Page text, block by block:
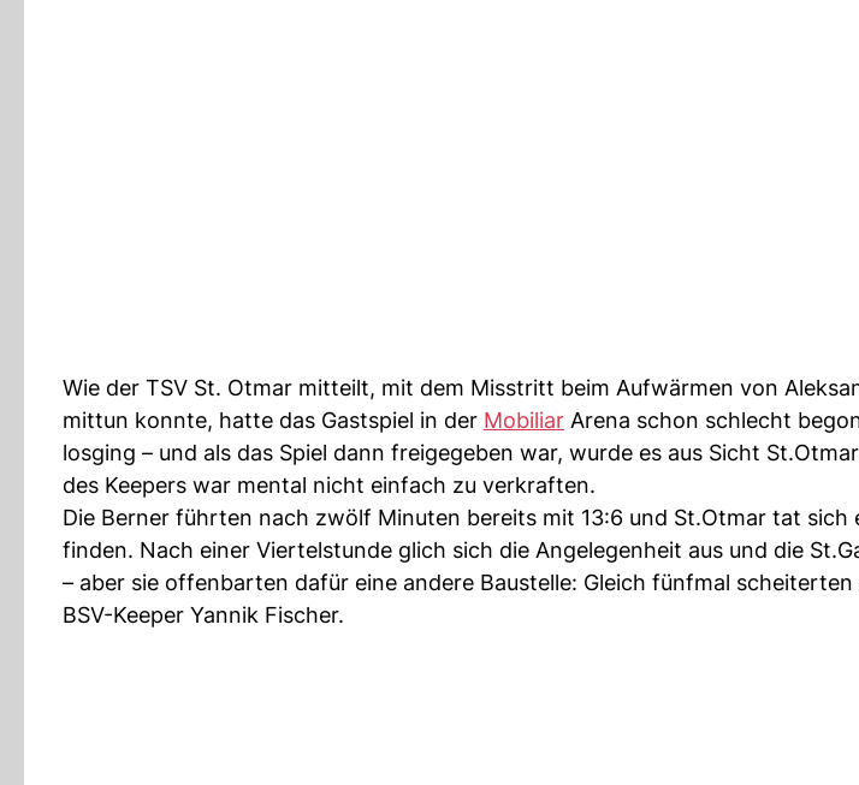
Wie der TSV St. Otmar mitteilt, mit dem Misstritt beim Aufwärmen von
mittun konnte, hatte das Gastspiel in der Mobiliar Arena schon schlecht
losging – und als das Spiel dann freigegeben war, wurde es aus Sicht
des Keepers war mental nicht einfach zu verkraften.
Die Berner führten nach zwölf Minuten bereits mit 13:6 und St.Otmar tat sich
finden. Nach einer Viertelstunde glich sich die Angelegenheit aus und die
– aber sie offenbarten dafür eine andere Baustelle: Gleich fünfmal
BSV-Keeper Yannik Fischer.